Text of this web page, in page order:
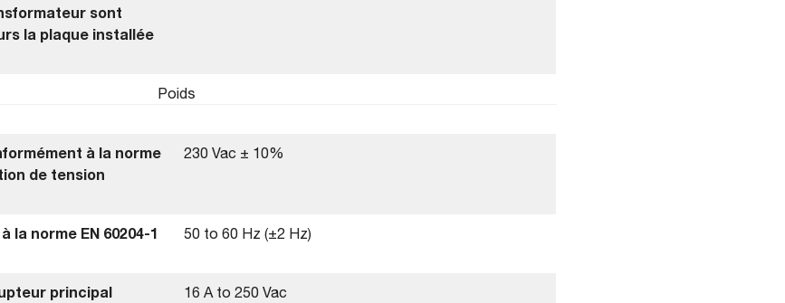
sont
la plaque installée
Poids
à la norme
de tension
230 Vac ± 10%
la norme EN 60204-1
50 to 60 Hz (±2 Hz)
principal
16 A to 250 Vac